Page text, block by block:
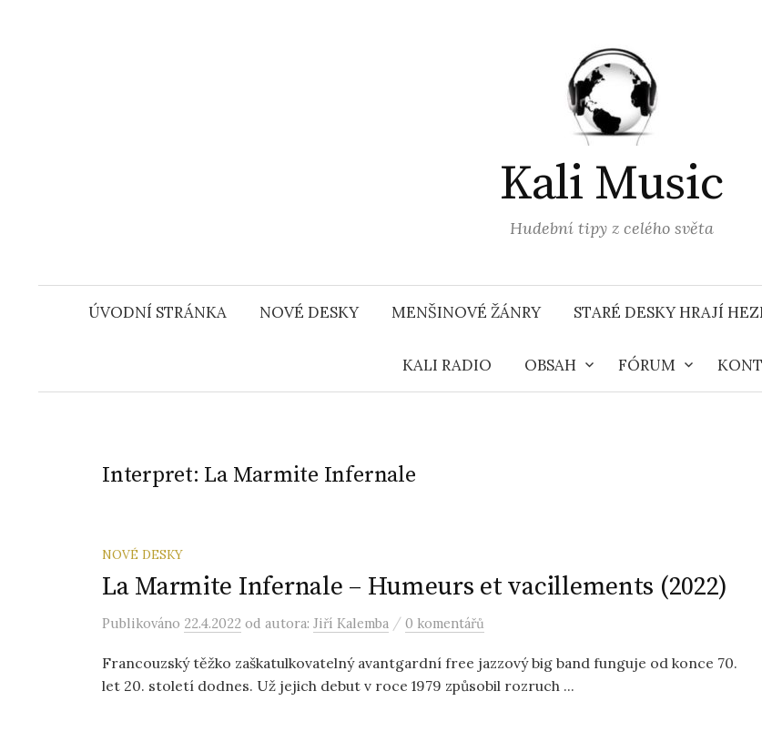
Kali Music
Hudební tipy z celého světa
ÚVODNÍ STRÁNKA NOVÉ DESKY MENŠINOVÉ ŽÁNRY STARÉ DESKY HRAJÍ
KALI RADIO OBSAH FÓRUM
Interpret: La Marmite Infernale
NOVÉ DESKY
La Marmite Infernale – Humeurs et vacillements (2022)
Publikováno 22.4.2022 od autora: Jiří Kalemba / 0 komentářů
Francouzský těžko zaškatulkovatelný avantgardní free jazzový big band funguje od konce 70.
let 20. století dodnes. Už jejich debut v roce 1979 způsobil rozruch ...